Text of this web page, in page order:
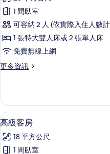
相
片
的
詳
情
華
客
房
的
所
有
片
1 間臥室
可容納 2 人 (依實際入住人數
1 張特大雙人床或 2 張單人床
免費無線上網
更多資訊
更
客
房
的
情
顯
示
高
4
高級客房
18 平方公尺
1 間臥室